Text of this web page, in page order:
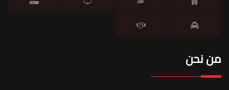
من نحن